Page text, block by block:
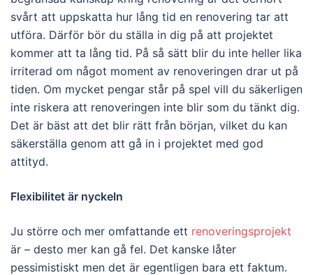
svårt att uppskatta hur lång tid en renovering tar att
utföra. Därför bör du ställa in dig på att projektet
kommer att ta lång tid. På så sätt blir du inte heller lika
irriterad om något moment av renoveringen drar ut på
tiden. Om mycket pengar står på spel vill du säkerligen
inte riskera att renoveringen inte blir som du tänkt dig.
Det är bäst att det blir rätt från början, vilket du kan
säkerställa genom att gå in i projektet med god
attityd.
Flexibilitet är nyckeln
Ju större och mer omfattande ett renoveringsprojekt
är – desto mer kan gå fel. Det kanske låter
pessimistiskt men det är egentligen bara ett faktum.